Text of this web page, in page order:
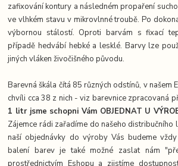
zafixování kontury a následném propaření
ve vlhkém stavu v mikrovlnné troubě. Po
výbornou stálostí. Oproti barvám s fixací
případě hedvábí hebké a lesklé. Barvy lze
jiných vláken živočišného původu.
Barevná škála čítá 85 různých odstínů, v našem
chvíli cca 38 z nich - viz barevnice zpracovaná
1 litr jsme schopni Vám OBJEDNAT U
Zájemce rádi zařadíme do našeho
naší objednávky do výroby Vás budeme
balení barev je také možné zaslat nám
prostřednictvím Eshopu a zjistíme